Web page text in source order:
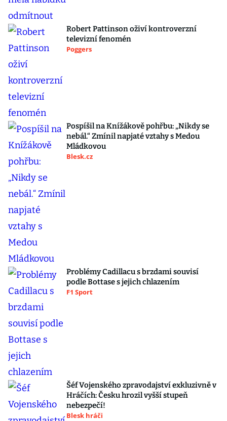
Robert Pattinson oživí kontroverzní
televizní fenomén
Poggers
Pospíšil na Knížákově pohřbu: „Nikdy se
nebál.“ Zmínil napjaté vztahy s Medou
Mládkovou
Blesk.cz
Problémy Cadillacu s brzdami souvisí
podle Bottase s jejich chlazením
F1 Sport
Šéf Vojenského zpravodajství exkluzivně v
Hráčích: Česku hrozil vyšší stupeň
nebezpečí!
Blesk hráči